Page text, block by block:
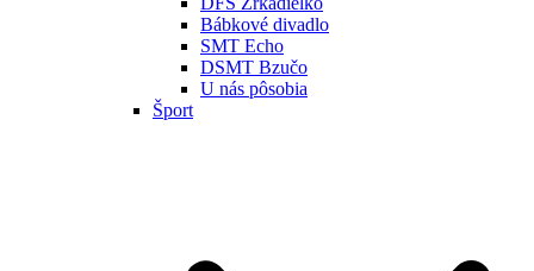
Bábkové divadlo
SMT Echo
DSMT Bzučo
U nás pôsobia
Šport